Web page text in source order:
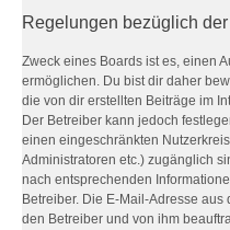
Regelungen bezüglich
Zweck eines Boards ist es, einen
ermöglichen. Du bist dir daher
die von dir erstellten Beiträge im
Der Betreiber kann jedoch
einen eingeschränkten
Administratoren etc.) zugänglich
nach entsprechenden
Betreiber. Die E-Mail-Adresse
den Betreiber und von ihm